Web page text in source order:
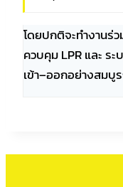
โดยปกติจะทำงานร่
ควบคุม LPR และ ร
เข้า–ออกอย่างสม